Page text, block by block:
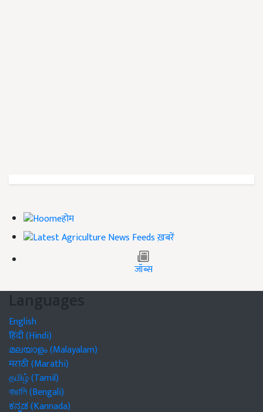
होम
ख़बरें
जॉब्स
Languages
English
हिंदी (Hindi)
മലയാളം (Malayalam)
मराठी (Marathi)
தமிழ் (Tamil)
বাঙালি (Bengali)
ಕನ್ನಡ (Kannada)